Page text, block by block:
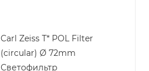
Carl Zeiss T* POL Filter
(circular) Ø 72mm
Светофильтр